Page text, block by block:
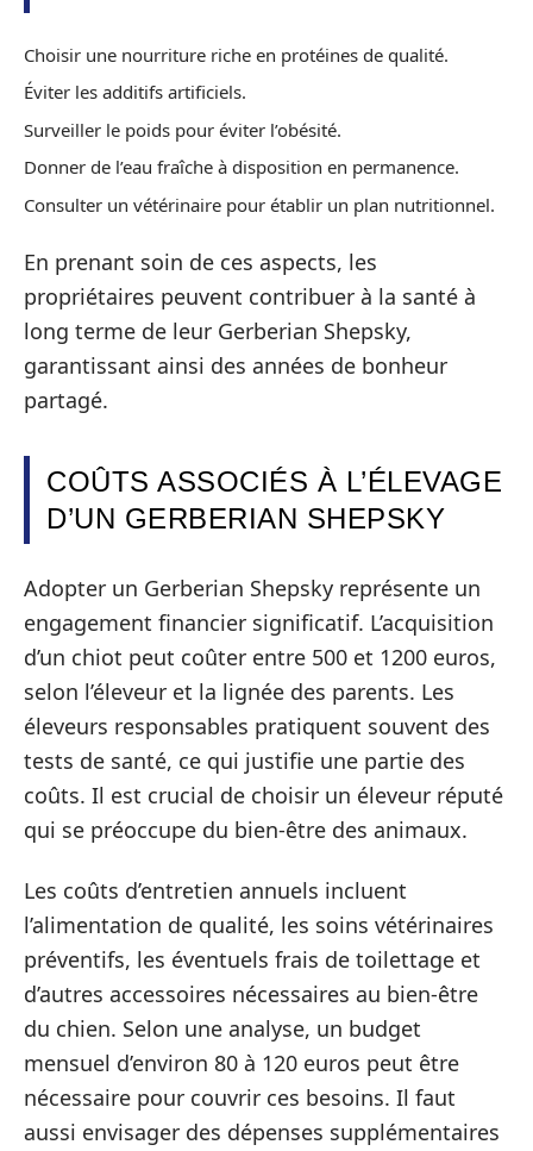
Choisir une nourriture riche en protéines de qualité.
Éviter les additifs artificiels.
Surveiller le poids pour éviter l’obésité.
Donner de l’eau fraîche à disposition en permanence.
Consulter un vétérinaire pour établir un plan nutritionnel.
En prenant soin de ces aspects, les
propriétaires peuvent contribuer à la santé à
long terme de leur Gerberian Shepsky,
garantissant ainsi des années de bonheur
partagé.
COÛTS ASSOCIÉS À L’ÉLEVAGE
D’UN GERBERIAN SHEPSKY
Adopter un Gerberian Shepsky représente un
engagement financier significatif. L’acquisition
d’un chiot peut coûter entre 500 et 1200 euros,
selon l’éleveur et la lignée des parents. Les
éleveurs responsables pratiquent souvent des
tests de santé, ce qui justifie une partie des
coûts. Il est crucial de choisir un éleveur réputé
qui se préoccupe du bien-être des animaux.
Les coûts d’entretien annuels incluent
l’alimentation de qualité, les soins vétérinaires
préventifs, les éventuels frais de toilettage et
d’autres accessoires nécessaires au bien-être
du chien. Selon une analyse, un budget
mensuel d’environ 80 à 120 euros peut être
nécessaire pour couvrir ces besoins. Il faut
aussi envisager des dépenses supplémentaires